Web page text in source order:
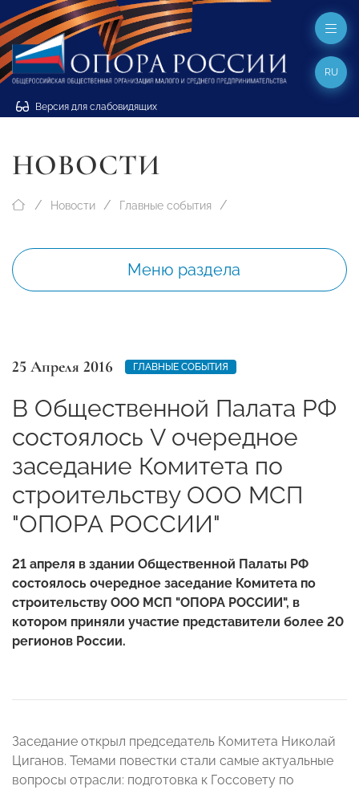
Версия для слабовидящих
RU
НОВОСТИ
Новости Главные события
Меню раздела
25 Апреля 2016 ГЛАВНЫЕ СОБЫТИЯ
В Общественной Палата РФ
состоялось V очередное
заседание Комитета по
строительству ООО МСП
"ОПОРА РОССИИ"
21 апреля в здании Общественной Палаты РФ
состоялось очередное заседание Комитета по
строительству ООО МСП "ОПОРА РОССИИ", в
котором приняли участие представители более 20
регионов России.
Заседание открыл председатель Комитета Николай
Циганов. Темами повестки стали самые актуальные
вопросы отрасли: подготовка к Госсовету по